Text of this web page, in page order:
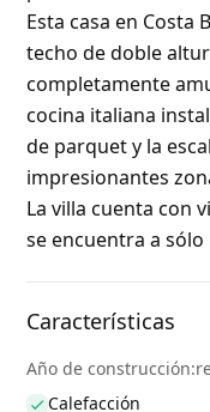
Esta casa en
techo de doble
completamente
cocina italiana
de parquet y la
impresionantes
La villa cuenta con
se encuentra a
Características
Año de
Calefacción